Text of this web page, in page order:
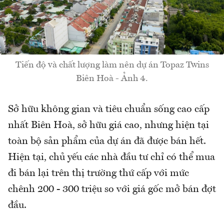
Tiến độ và chất lượng làm nên dự án Topaz Twins
Biên Hoà - Ảnh 4.
Sở hữu không gian và tiêu chuẩn sống cao cấp
nhất Biên Hoà, sở hữu giá cao, nhưng hiện tại
toàn bộ sản phẩm của dự án đã được bán hết.
Hiện tại, chủ yếu các nhà đầu tư chỉ có thể mua
đi bán lại trên thị trường thứ cấp với mức
chênh 200 - 300 triệu so với giá gốc mở bán đợt
đầu.